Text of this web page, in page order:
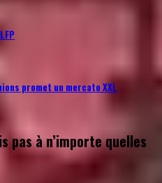
promet un mercato XXL
pas à n’importe quelles